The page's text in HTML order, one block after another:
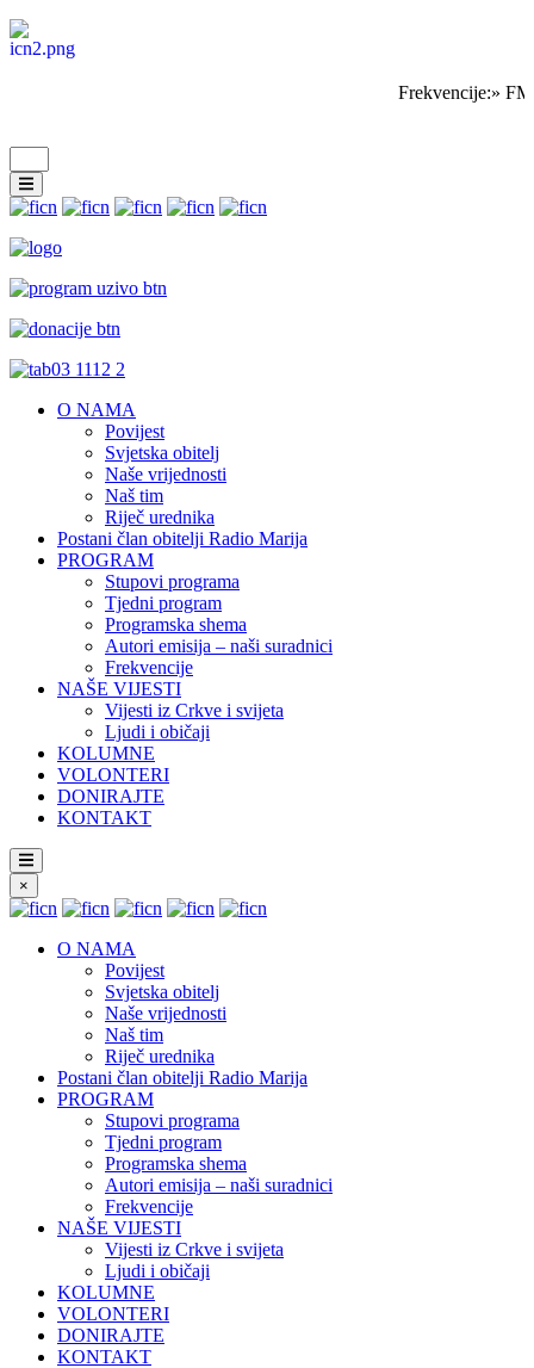
Frekvencije:»
O NAMA
Povijest
Svjetska obitelj
Naše vrijednosti
Naš tim
Riječ urednika
Postani član obitelji Radio Marija
PROGRAM
Stupovi programa
Tjedni program
Programska shema
Autori emisija – naši suradnici
Frekvencije
NAŠE VIJESTI
Vijesti iz Crkve i svijeta
Ljudi i običaji
KOLUMNE
VOLONTERI
DONIRAJTE
KONTAKT
×
O NAMA
Povijest
Svjetska obitelj
Naše vrijednosti
Naš tim
Riječ urednika
Postani član obitelji Radio Marija
PROGRAM
Stupovi programa
Tjedni program
Programska shema
Autori emisija – naši suradnici
Frekvencije
NAŠE VIJESTI
Vijesti iz Crkve i svijeta
Ljudi i običaji
KOLUMNE
VOLONTERI
DONIRAJTE
KONTAKT